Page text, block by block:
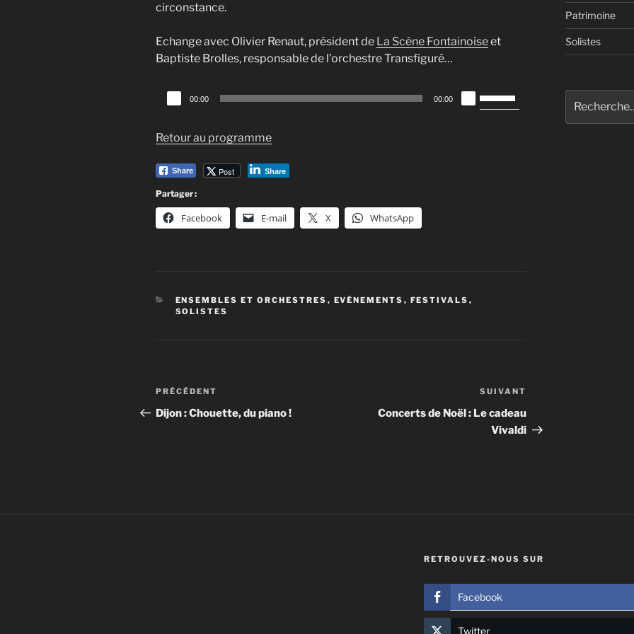
circonstance.
Echange avec Olivier Renaut, président de La Scène Fontainoiseet
Baptiste Brolles, responsable de l’orchestre Transfiguré…
Lecteur
audio
00:00 00:00
les
Retour au programme
Share Post Share
Partager :
Facebook E-mail X WhatsApp
CATÉGORIES
ENSEMBLES ET ORCHESTRES , EVÉNEMENTS , FESTIVALS ,
SOLISTES
Navigation
de
Article
précédent
PRÉCÉDENT
Dijon : Chouette, du piano !
suivant
SUIVANT
Concerts de Noël : Le cadeau
Vivaldi
Patrimoine
Solistes
pour
:
RETROUVEZ-NOUS SUR
Facebook
Twitter